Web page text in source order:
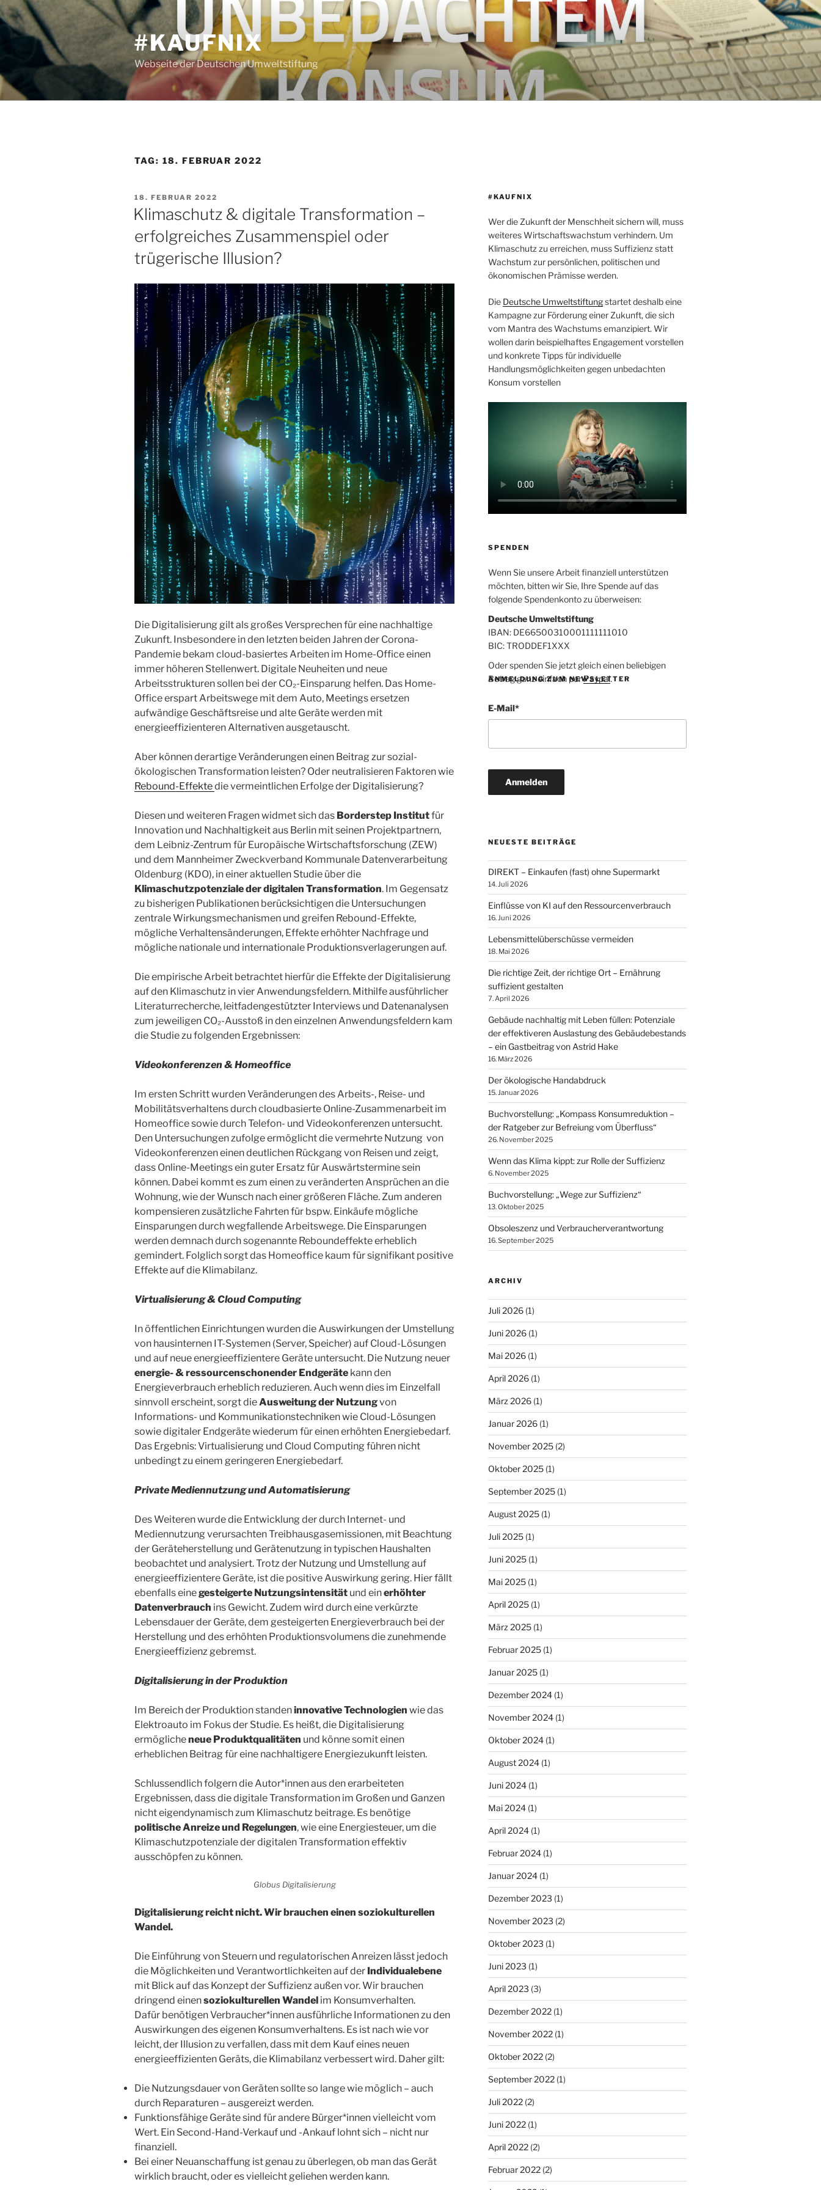
Zum
Inhalt
springen
#KAUFNIX
Webseite der Deutschen Umweltstiftung
TAG: 18. FEBRUAR 2022
VERÖFFENTLICHT
AM
18. FEBRUAR 2022
Klimaschutz & digitale Transformation –
erfolgreiches Zusammenspiel oder
trügerische Illusion?
Die Digitalisierung gilt als großes Versprechen für eine nachhaltige
Zukunft. Insbesondere in den letzten beiden Jahren der Corona-
Pandemie bekam cloud-basiertes Arbeiten im Home-Office einen
immer höheren Stellenwert. ​​Digitale Neuheiten und neue
Arbeitsstrukturen sollen bei der CO₂-Einsparung helfen. Das Home-
Office erspart Arbeitswege mit dem Auto, Meetings ersetzen
aufwändige Geschäftsreise und alte Geräte werden mit
energieeffizienteren Alternativen ausgetauscht.
Aber können derartige Veränderungen einen Beitrag zur sozial-
ökologischen Transformation leisten? Oder neutralisieren Faktoren wie
Rebound-Effektedie vermeintlichen Erfolge der Digitalisierung?
Diesen und weiteren Fragen widmet sich das Borderstep Institutfür
Innovation und Nachhaltigkeit aus Berlin mit seinen Projektpartnern,
dem Leibniz-Zentrum für Europäische Wirtschaftsforschung (ZEW)
und dem Mannheimer Zweckverband Kommunale Datenverarbeitung
Oldenburg (KDO), in einer aktuellen Studie über die
Klimaschutzpotenziale der digitalen Transformation. Im Gegensatz
zu bisherigen Publikationen berücksichtigen die Untersuchungen
zentrale Wirkungsmechanismen und greifen Rebound-Effekte,
mögliche Verhaltensänderungen, Effekte erhöhter Nachfrage und
mögliche nationale und internationale Produktionsverlagerungen auf.
Die empirische Arbeit betrachtet hierfür die Effekte der Digitalisierung
auf den Klimaschutz in vier Anwendungsfeldern. Mithilfe ausführlicher
Literaturrecherche, leitfadengestützter Interviews und Datenanalysen
zum jeweiligen CO₂-Ausstoß in den einzelnen Anwendungsfeldern kam
die Studie zu folgenden Ergebnissen:
Videokonferenzen & Homeoffice
Im ersten Schritt wurden Veränderungen des Arbeits-, Reise- und
Mobilitätsverhaltens durch cloudbasierte Online-Zusammenarbeit im
Homeoffice sowie durch Telefon- und Videokonferenzen untersucht.
Den Untersuchungen zufolge ermöglicht die vermehrte Nutzung von
Videokonferenzen einen deutlichen Rückgang von Reisen und zeigt,
dass Online-Meetings ein guter Ersatz für Auswärtstermine sein
können. Dabei kommt es zum einen zu veränderten Ansprüchen an die
Wohnung, wie der Wunsch nach einer größeren Fläche. Zum anderen
kompensieren zusätzliche Fahrten für bspw. Einkäufe mögliche
Einsparungen durch wegfallende Arbeitswege. Die Einsparungen
werden demnach durch sogenannte Reboundeffekte erheblich
gemindert. Folglich sorgt das Homeoffice kaum für signifikant positive
Effekte auf die Klimabilanz.
Virtualisierung & Cloud Computing
In öffentlichen Einrichtungen wurden die Auswirkungen der Umstellung
von hausinternen IT-Systemen (Server, Speicher) auf Cloud-Lösungen
und auf neue energieeffizientere Geräte untersucht. Die Nutzung neuer
energie- & ressourcenschonender Endgeräte kann den
Energieverbrauch erheblich reduzieren. Auch wenn dies im Einzelfall
sinnvoll erscheint, sorgt dieAusweitung der Nutzungvon
Informations- und Kommunikationstechniken wie Cloud-Lösungen
sowie digitaler Endgeräte wiederum für einen erhöhten Energiebedarf.
Das Ergebnis: Virtualisierung und Cloud Computing führen nicht
unbedingt zu einem geringeren Energiebedarf.
Private Mediennutzung und Automatisierung
Des Weiteren wurde die Entwicklung der durch Internet- und
Mediennutzung verursachten Treibhausgasemissionen, mit Beachtung
der Geräteherstellung und Gerätenutzung in typischen Haushalten
beobachtet und analysiert. Trotz der Nutzung und Umstellung auf
energieeffizientere Geräte, ist die positive Auswirkung gering. Hier fällt
ebenfalls einegesteigerte Nutzungsintensität und einerhöhter
Datenverbrauch ins Gewicht. Zudem wird durch eine verkürzte
Lebensdauer der Geräte, dem gesteigerten Energieverbrauch bei der
Herstellung und des erhöhten Produktionsvolumens die zunehmende
Energieeffizienz gebremst.
Digitalisierung in der Produktion
Im Bereich der Produktion standeninnovative Technologien wie das
Elektroauto im Fokus der Studie. Es heißt, die Digitalisierung
ermöglicheneue Produktqualitäten und könne somit einen
erheblichen Beitrag für eine nachhaltigere Energiezukunft leisten.
Schlussendlich folgern die Autor*innen aus den erarbeiteten
Ergebnissen, dass die digitale Transformation im Großen und Ganzen
nicht eigendynamisch zum Klimaschutz beitrage. Es benötige
politische Anreize und Regelungen, wie eine Energiesteuer, um die
Klimaschutzpotenziale der digitalen Transformation effektiv
ausschöpfen zu können.
Globus Digitalisierung
Digitalisierung reicht nicht. Wir brauchen einen soziokulturellen
Wandel.
Die Einführung von Steuern und regulatorischen Anreizen lässt jedoch
die Möglichkeiten und Verantwortlichkeiten auf der Individualebene
mit Blick auf das Konzept der Suffizienz außen vor. Wir brauchen
dringend einensoziokulturellen Wandel im Konsumverhalten.
Dafür benötigen Verbraucher*innen ausführliche Informationen zu den
Auswirkungen des eigenen Konsumverhaltens. Es ist nach wie vor
leicht, der Illusion zu verfallen, dass mit dem Kauf eines neuen
energieeffizienten Geräts, die Klimabilanz verbessert wird. Daher gilt:
Die Nutzungsdauer von Geräten sollte so lange wie möglich – auch
durch Reparaturen – ausgereizt werden.
Funktionsfähige Geräte sind für andere Bürger*innen vielleicht vom
Wert. Ein Second-Hand-Verkauf und -Ankauf lohnt sich – nicht nur
finanziell.
Bei einer Neuanschaffung ist genau zu überlegen, ob man das Gerät
wirklich braucht, oder es vielleicht geliehen werden kann.
#KAUFNIX
Wer die Zukunft der Menschheit sichern will, muss
weiteres Wirtschaftswachstum verhindern. Um
Klimaschutz zu erreichen, muss Suffizienz statt
Wachstum zur persönlichen, politischen und
ökonomischen Prämisse werden.
Die Deutsche Umweltstiftungstartet deshalb eine
Kampagne zur Förderung einer Zukunft, die sich
vom Mantra des Wachstums emanzipiert. Wir
wollen darin beispielhaftes Engagement vorstellen
und konkrete Tipps für individuelle
Handlungsmöglichkeiten gegen unbedachten
Konsum vorstellen
SPENDEN
Wenn Sie unsere Arbeit finanziell unterstützen
möchten, bitten wir Sie, Ihre Spende auf das
folgende Spendenkonto zu überweisen:
Deutsche Umweltstiftung
IBAN: DE66500310001111111010
BIC: TRODDEF1XXX
Oder spenden Sie jetzt gleich einen beliebigen
Betrag ganz einfach perPaypal.
ANMELDUNG ZUM NEWSLETTER
E-Mail*
NEUESTE BEITRÄGE
DIREKT – Einkaufen (fast) ohne Supermarkt
14. Juli 2026
Einflüsse von KI auf den Ressourcenverbrauch
16. Juni 2026
Lebensmittelüberschüsse vermeiden
18. Mai 2026
Die richtige Zeit, der richtige Ort – Ernährung
suffizient gestalten
7. April 2026
Gebäude nachhaltig mit Leben füllen: Potenziale
der effektiveren Auslastung des Gebäudebestands
– ein Gastbeitrag von Astrid Hake
16. März 2026
Der ökologische Handabdruck
15. Januar 2026
Buchvorstellung: „Kompass Konsumreduktion –
der Ratgeber zur Befreiung vom Überfluss“
26. November 2025
Wenn das Klima kippt: zur Rolle der Suffizienz
6. November 2025
Buchvorstellung: „Wege zur Suffizienz“
13. Oktober 2025
Obsoleszenz und Verbraucherverantwortung
16. September 2025
ARCHIV
Juli 2026(1)
Juni 2026(1)
Mai 2026(1)
April 2026(1)
März 2026(1)
Januar 2026(1)
November 2025(2)
Oktober 2025(1)
September 2025(1)
August 2025(1)
Juli 2025(1)
Juni 2025(1)
Mai 2025(1)
April 2025(1)
März 2025(1)
Februar 2025(1)
Januar 2025(1)
Dezember 2024(1)
November 2024(1)
Oktober 2024(1)
August 2024(1)
Juni 2024(1)
Mai 2024(1)
April 2024(1)
Februar 2024(1)
Januar 2024(1)
Dezember 2023 (1)
November 2023 (2)
Oktober 2023 (1)
Juni 2023 (1)
April 2023 (3)
Dezember 2022(1)
November 2022(1)
Oktober 2022(2)
September 2022(1)
Juli 2022(2)
Juni 2022(1)
April 2022(2)
Februar 2022(2)